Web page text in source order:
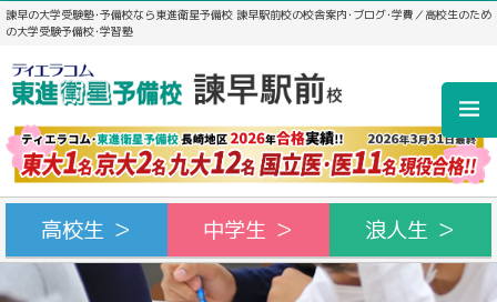
諫早の大学受験塾･予備校なら東進衛星予備校 諫早駅前校の校舎案内･ブログ･学費／高校生のため
の大学受験予備校･学習塾
高校生 ＞ 中学生 ＞ 浪人生 ＞